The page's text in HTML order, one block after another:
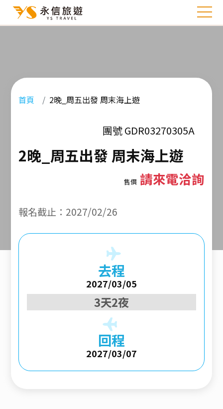
首頁 2晚_周五出發 周末海上遊
團號 GDR03270305A
2晚_周五出發 周末海上遊
售價請來電洽詢
報名截止：2027/02/26
去程
2027/03/05
3天2夜
回程
2027/03/07